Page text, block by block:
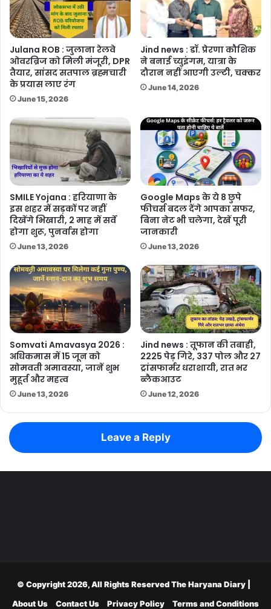
Julana ROB : जुलाना रेलवे
ओवरब्रिज को मिली मंजूरी, DPR
तैयार, सांसद सतपाल ब्रह्मचारी
के प्रयास लाए रंग
June 15, 2026
Jind news : डॉ. प्रेरणा कौशिक
ने बनाई च्युइंगम, यात्रा के
दौरान नहीं आएगी उल्टी, चक्कर
June 14, 2026
SMILE Yojana : हरियाणा के
इस शहर में सड़कों पर नहीं
दिखेंगे भिखारी, 2 माह में सर्वे
होगा शुरू, पुनर्वास होगा
June 13, 2026
Google Maps के ये 8 छुपे
फीचर्स बदल देंगे आपका सफर,
बिना नेट भी चलेगा, देखें पूरी
जानकारी
June 13, 2026
Somvati Amavasya 2026 :
अधिकमास में 15 जून को
सोमवती अमावस्या, जानें शुभ
मुहूर्त और महत्व
June 13, 2026
Jind news : तूफान की तबाही,
2225 पेड़ गिरे, 337 पोल और 27
ट्रांसफार्मर धराशायी, रात भर
ब्लैकआउट
June 12, 2026
Leave a Reply
© Copyright 2026, All Rights ReservedThe Haryana Diary
About Us
Contact Us Privacy Policy Terms and Conditions